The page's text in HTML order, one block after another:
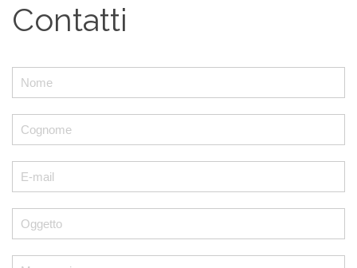
Contatti